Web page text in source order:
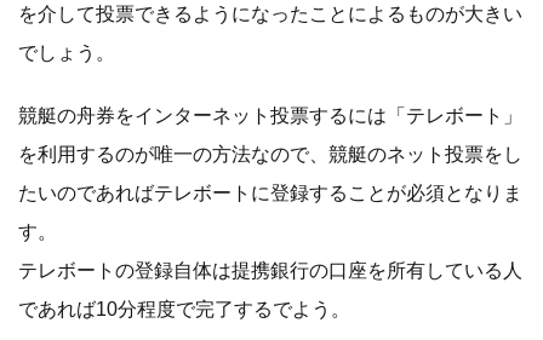
を介して投票できるようになったことによるものが大きい
でしょう。
競艇の舟券をインターネット投票するには「テレボート」
を利用するのが唯一の方法なので、競艇のネット投票をし
たいのであればテレボートに登録することが必須となりま
す。
テレボートの登録自体は提携銀行の口座を所有している人
であれば10分程度で完了するでよう。